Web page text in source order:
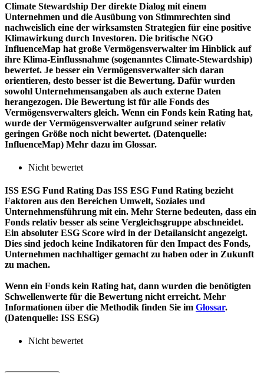
Climate Stewardship Der direkte Dialog mit einem
Unternehmen und die Ausübung von Stimmrechten sind
nachweislich eine der wirksamsten Strategien für eine positive
Klimawirkung durch Investoren. Die britische NGO
InfluenceMap hat große Vermögensverwalter im Hinblick auf
ihre Klima-Einflussnahme (sogenanntes Climate-Stewardship)
bewertet. Je besser ein Vermögensverwalter sich daran
orientieren, desto besser ist die Bewertung. Dafür wurden
sowohl Unternehmensangaben als auch externe Daten
herangezogen. Die Bewertung ist für alle Fonds des
Vermögensverwalters gleich. Wenn ein Fonds kein Rating hat,
wurde der Vermögensverwalter aufgrund seiner relativ
geringen Größe noch nicht bewertet. (Datenquelle:
InfluenceMap) Mehr dazu im Glossar.
Nicht bewertet
ISS ESG Fund Rating Das ISS ESG Fund Rating bezieht
Faktoren aus den Bereichen Umwelt, Soziales und
Unternehmensführung mit ein. Mehr Sterne bedeuten, dass ein
Fonds relativ besser als seine Vergleichsgruppe abschneidet.
Ein absoluter ESG Score wird in der Detailansicht angezeigt.
Dies sind jedoch keine Indikatoren für den Impact des Fonds,
Unternehmen nachhaltiger gemacht zu haben oder in Zukunft
zu machen.
Wenn ein Fonds kein Rating hat, dann wurden die benötigten
Schwellenwerte für die Bewertung nicht erreicht. Mehr
Informationen über die Methodik finden Sie im Glossar.
(Datenquelle: ISS ESG)
Nicht bewertet